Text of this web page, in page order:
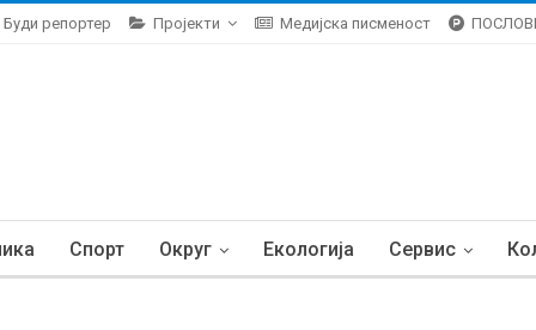
Буди репортер Пројекти Медијска писменост
Спорт Округ Екологија Сервис